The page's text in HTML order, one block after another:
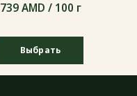
739 AMD / 100 г
Выбрать
739 AMD / 100 г